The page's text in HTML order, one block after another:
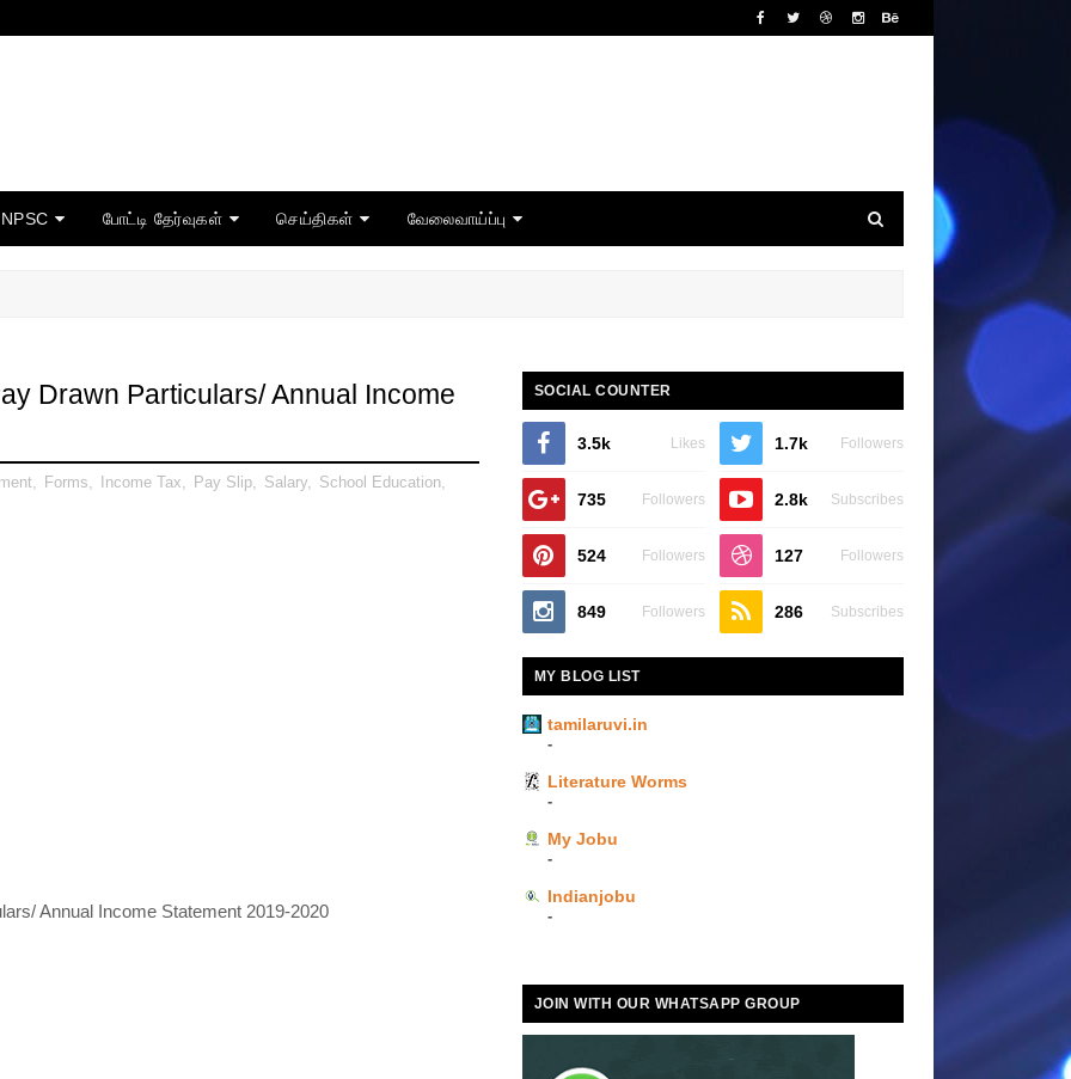
போட்டி தேர்வுகள் செய்திகள் வேலைவாய்ப்பு
Drawn Particulars/ Annual Income
, Forms, Income Tax, Pay Slip, Salary, School Education,
Annual Income Statement 2019-2020
SOCIAL COUNTER
3.5k Likes 1.7k Followers
735 Followers 2.8k Subscribes
524 Followers 127 Followers
849 Followers 286 Subscribes
MY BLOG LIST
tamilaruvi.in
-
Literature Worms
-
My Jobu
-
Indianjobu
-
JOIN WITH OUR WHATSAPP GROUP